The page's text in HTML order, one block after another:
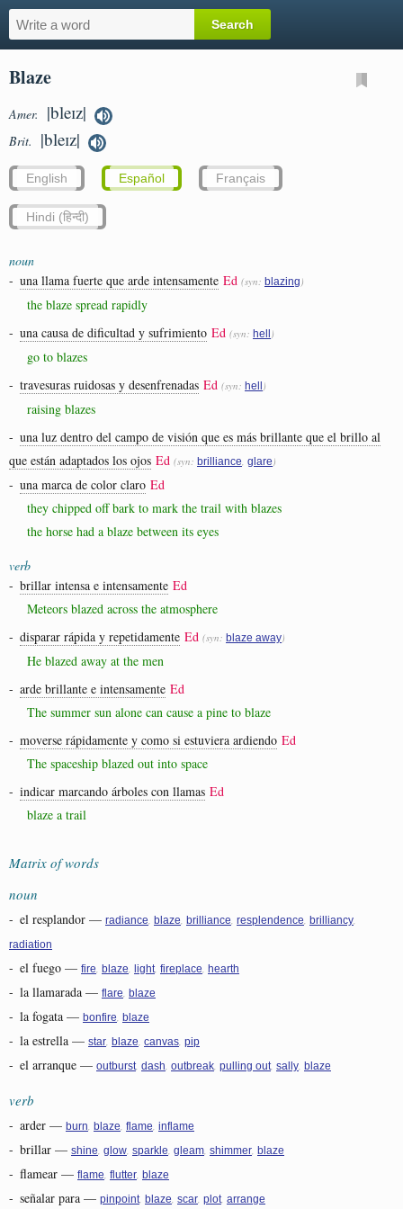
Blaze
Amer. |bleɪz|
Brit. |bleɪz|
English Español Français
Hindi (हिन्दी)
noun
- una llama fuerte que arde intensamente Ed (syn: blazing )
the blaze spread rapidly
- una causa de dificultad y sufrimiento Ed (syn: hell )
go to blazes
- travesuras ruidosas y desenfrenadas Ed (syn: hell )
raising blazes
- una luz dentro del campo de visión que es más brillante que el brillo al
que están adaptados los ojos Ed (syn: brilliance glare )
- una marca de color claro Ed
they chipped off bark to mark the trail with blazes
the horse had a blaze between its eyes
verb
- brillar intensa e intensamente Ed
Meteors blazed across the atmosphere
- disparar rápida y repetidamente Ed (syn: blaze away)
He blazed away at the men
- arde brillante e intensamente Ed
The summer sun alone can cause a pine to blaze
- moverse rápidamente y como si estuviera ardiendo Ed
The spaceship blazed out into space
- indicar marcando árboles con llamas Ed
blaze a trail
Matrix of words
noun
- el resplandor — radiance blaze brilliance resplendence brilliancy
radiation
- el fuego — fire blaze light fireplace hearth
- la llamarada — flare blaze
- la fogata — bonfire blaze
- la estrella — star blaze canvas pip
- el arranque — outburst dash outbreak pulling out sally blaze
verb
- arder — burn blaze flame inflame
- brillar — shine glow sparkle gleam shimmer blaze
- flamear — flame flutter blaze
- señalar para — pinpoint blaze scar plot arrange